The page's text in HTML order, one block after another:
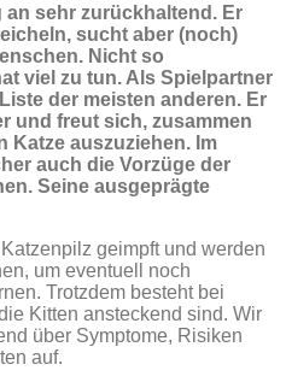
sehr zurückhaltend. Er
sucht aber (noch)
Nicht so
viel zu tun. Als Spielpartner
der meisten anderen. Er
und freut sich, zusammen
Katze auszuziehen. Im
auch die Vorzüge der
Seine ausgeprägte
geimpft und werden
um eventuell noch
Trotzdem besteht bei
Kitten ansteckend sind. Wir
über Symptome, Risiken
auf.